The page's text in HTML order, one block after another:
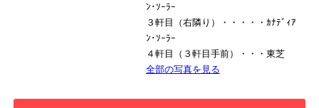
ﾝ･ｿｰﾗｰ
３軒目（右隣り）・・・・・ｶﾅﾃﾞｨｱ
ﾝ･ｿｰﾗｰ
４軒目（３軒目手前）・・・東芝
全部の写真を見る